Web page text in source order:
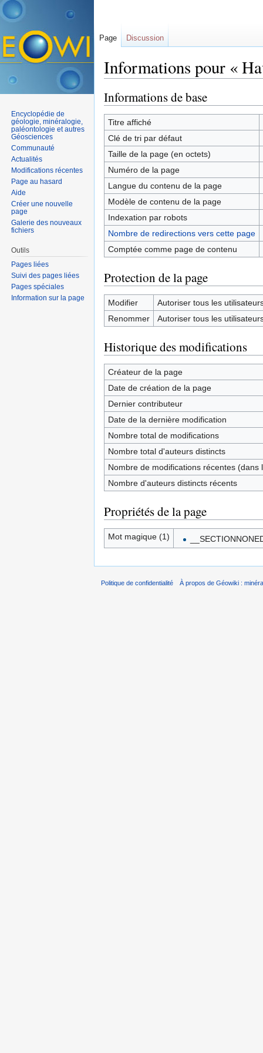
Informations pour «
Informations de base
Titre affiché
Clé de tri par défaut
Taille de la page (en octets)
Numéro de la page
Langue du contenu de la page
Modèle de contenu de la page
Indexation par robots
Nombre de redirections vers cette page
Comptée comme page de contenu
Protection de la page
Modifier
Autoriser tous les
Renommer
Autoriser tous les
Historique des modifications
Créateur de la page
Date de création de la page
Dernier contributeur
Date de la dernière modification
Nombre total de modifications
Nombre total d'auteurs distincts
Nombre de modifications récentes (dans
Nombre d'auteurs distincts récents
Propriétés de la page
Mot magique (1)
Page Discussion
Encyclopédie de
géologie, minéralogie,
paléontologie et autres
Géosciences
Communauté
Actualités
Modifications récentes
Page au hasard
Aide
Créer une nouvelle
page
Galerie des nouveaux
fichiers
Outils
Pages liées
Suivi des pages liées
Pages spéciales
Information sur la page
Politique de confidentialité À propos de Géowiki :